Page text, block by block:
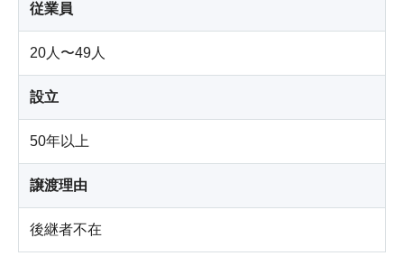
従業員
20人〜49人
設立
50年以上
譲渡理由
後継者不在